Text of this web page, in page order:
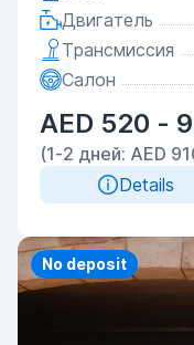
Двигатель
Трансмиссия
Салон
AED 520 -
(1-2 дней: AED
Details
Priority
No deposit